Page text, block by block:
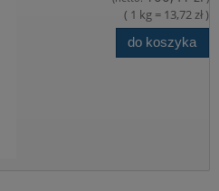
( 1 kg = 13,72 zł )
do koszyka